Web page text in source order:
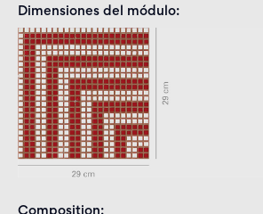
Dimensiones del módulo
Composition